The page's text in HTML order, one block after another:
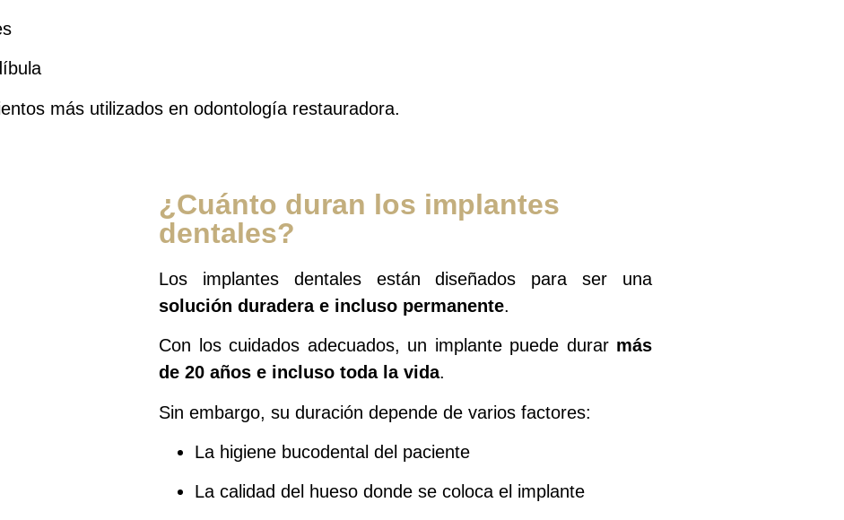
más utilizados en odontología restauradora.
¿Cuánto duran los implantes
dentales?
Los implantes dentales están diseñados para ser una
solución duradera e incluso permanente.
Con los cuidados adecuados, un implante puede durar más
de 20 años e incluso toda la vida.
Sin embargo, su duración depende de varios factores:
La higiene bucodental del paciente
La calidad del hueso donde se coloca el implante